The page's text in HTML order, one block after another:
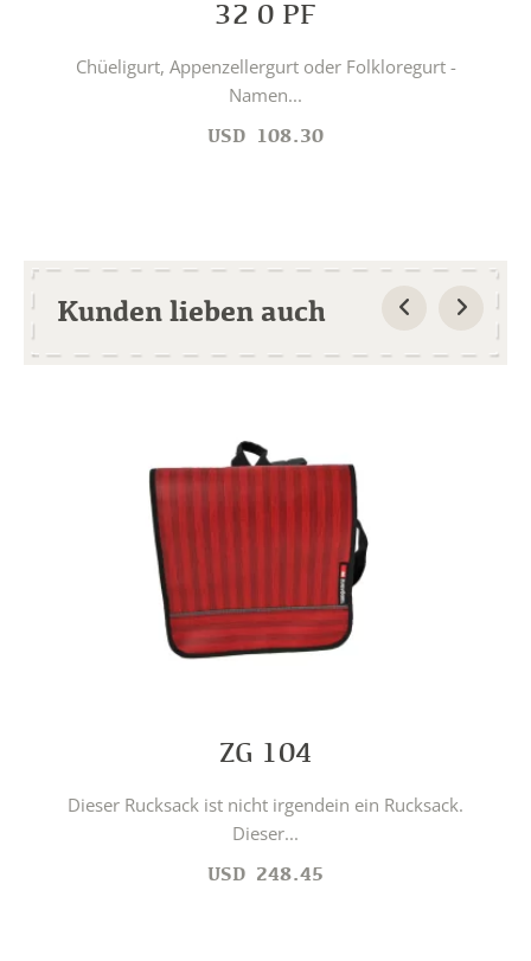
32 0 PF
Chüeligurt, Appenzellergurt oder Folkloregurt -
Namen...
USD 108.30
Kunden lieben auch
ZG 104
Dieser Rucksack ist nicht irgendein ein Rucksack.
Dieser...
USD 248.45